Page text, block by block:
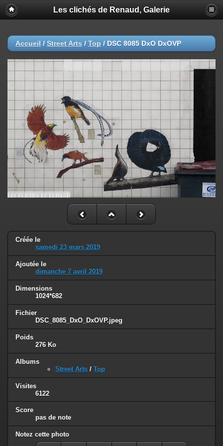
Les clichés de Renaud, Galerie
Accueil / Street Arts / Top / DSC 8085 DxO DxOVP
Créée le
samedi 23 mars 2019
Ajoutée le
dimanche 7 avril 2019
Dimensions
1024*682
Fichier
DSC_8085_DxO_DxOVP.jpeg
Poids
276 Ko
Albums
Street Arts / Top
Visites
6122
Score
pas de note
Notez cette photo